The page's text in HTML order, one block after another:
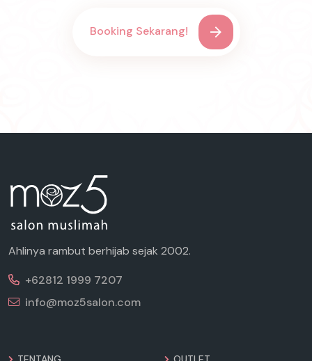
Booking Sekarang!
Ahlinya rambut berhijab sejak 2002.
+62812 1999 7207
info@moz5salon.com